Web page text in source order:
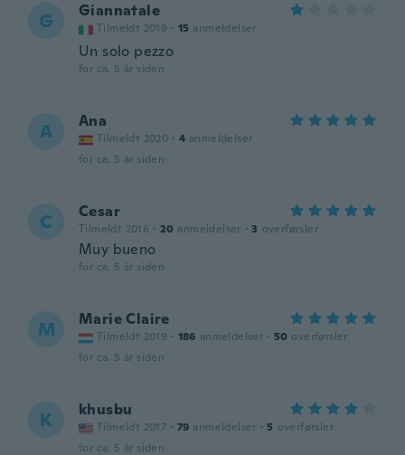
G Giannatale
Tilmeldt 2019 · 15 anmeldelser
Un solo pezzo
for ca. 5 år siden
A Ana
Tilmeldt 2020 · 4 anmeldelser
for ca. 5 år siden
C Cesar
Tilmeldt 2016 · 20 anmeldelser · 3 overførsler
Muy bueno
for ca. 5 år siden
M Marie Claire
Tilmeldt 2019 · 186 anmeldelser · 50 overførsler
for ca. 5 år siden
K khusbu
Tilmeldt 2017 · 79 anmeldelser · 5 overførsler
for ca. 5 år siden